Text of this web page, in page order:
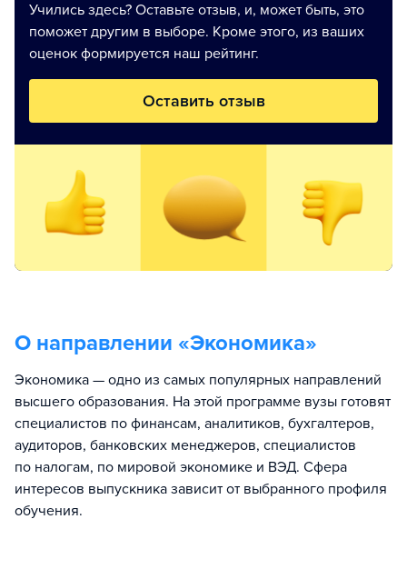
Учились здесь? Оставьте отзыв, и, может быть, это
поможет другим в выборе. Кроме этого, из ваших
оценок формируется наш рейтинг.
Оставить отзыв
О направлении «Экономика»
Экономика — одно из самых популярных направлений
высшего образования. На этой программе вузы готовят
специалистов по финансам, аналитиков, бухгалтеров,
аудиторов, банковских менеджеров, специалистов
по налогам, по мировой экономике и ВЭД. Сфера
интересов выпускника зависит от выбранного профиля
обучения.